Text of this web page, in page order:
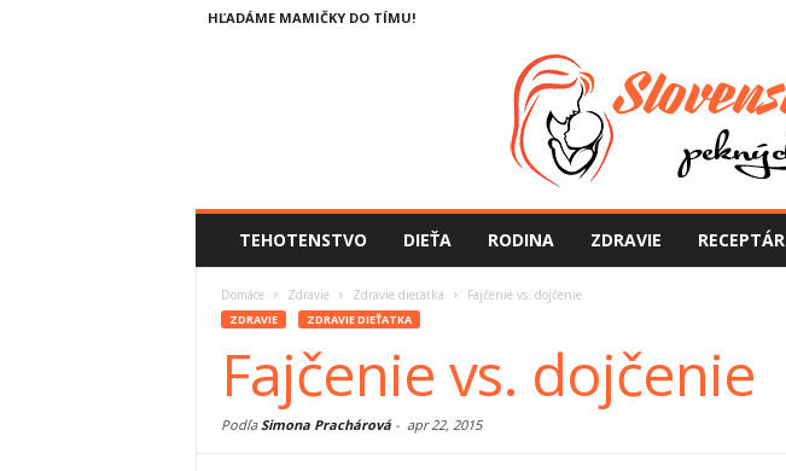
HĽADÁME MAMIČKY DO TÍMU!
TEHOTENSTVO DIEŤA RODINA ZDRAVIE RECEPTÁR
Domáce Zdravie Zdravie dieťatka Fajčenie vs. dojčenie
ZDRAVIE ZDRAVIE DIEŤATKA
Fajčenie vs. dojčenie
PodľaSimona Prachárová- apr 22, 2015